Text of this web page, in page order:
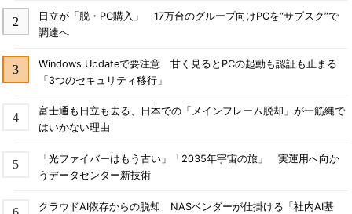
日立が「脱・PC購入」 17万台のグループ向けPCを“サブスク”で
調達へ
Windows Updateで要注意 甘く見るとPCの起動も認証も止まる
「3つのセキュリティ移行」
富士通も日立も去る、日本での「メインフレーム脱却」が一筋縄で
はいかない理由
「光ファイバーはもう古い」「2035年宇宙の旅」 実運用へ向か
うデータセンター新技術
クラウドAI依存からの脱却 NASベンダーが仕掛ける「社内AI基